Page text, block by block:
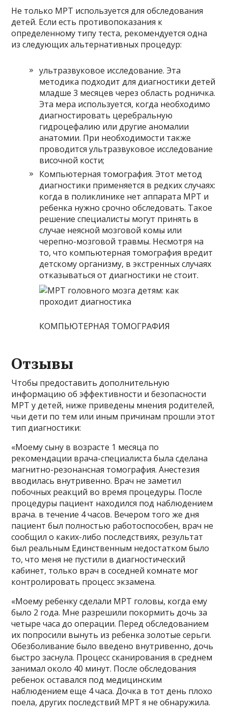
Не только МРТ используется для обследования
детей. Если есть противопоказания к
определенному типу теста, рекомендуется одна
из следующих альтернативных процедур:
ультразвуковое исследование. Эта
методика подходит для диагностики детей
младше 3 месяцев через область родничка.
Эта мера используется, когда необходимо
диагностировать церебральную
гидроцефалию или другие аномалии
анатомии. При необходимости также
проводится ультразвуковое исследование
височной кости;
Компьютерная томография. Этот метод
диагностики применяется в редких случаях:
когда в поликлинике нет аппарата МРТ и
ребенка нужно срочно обследовать. Такое
решение специалисты могут принять в
случае неясной мозговой комы или
черепно-мозговой травмы. Несмотря на
то, что компьютерная томография вредит
детскому организму, в экстренных случаях
отказываться от диагностики не стоит.
КОМПЬЮТЕРНАЯ ТОМОГРАФИЯ
Отзывы
Чтобы предоставить дополнительную
информацию об эффективности и безопасности
МРТ у детей, ниже приведены мнения родителей,
чьи дети по тем или иным причинам прошли этот
тип диагностики:
«Моему сыну в возрасте 1 месяца по
рекомендации врача-специалиста была сделана
магнитно-резонансная томография. Анестезия
вводилась внутривенно. Врач не заметил
побочных реакций во время процедуры. После
процедуры пациент находился под наблюдением
врача. в течение 4 часов. Вечером того же дня
пациент был полностью работоспособен, врач не
сообщил о каких-либо последствиях, результат
был реальным Единственным недостатком было
то, что меня не пустили в диагностический
кабинет, только врач в соседней комнате мог
контролировать процесс экзамена.
«Моему ребенку сделали МРТ головы, когда ему
было 2 года. Мне разрешили покормить дочь за
четыре часа до операции. Перед обследованием
их попросили вынуть из ребенка золотые серьги.
Обезболивание было введено внутривенно, дочь
быстро заснула. Процесс сканирования в среднем
занимал около 40 минут. После обследования
ребенок оставался под медицинским
наблюдением еще 4 часа. Дочка в тот день плохо
поела, других последствий МРТ я не обнаружила.